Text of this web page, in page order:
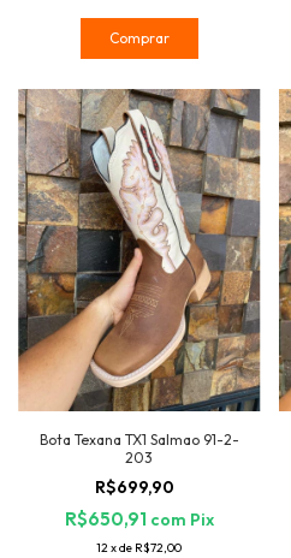
Comprar
Bota Texana TX1 Salmao 91-2-
203
R$699,90
R$650,91 com Pix
12xde R$72,00